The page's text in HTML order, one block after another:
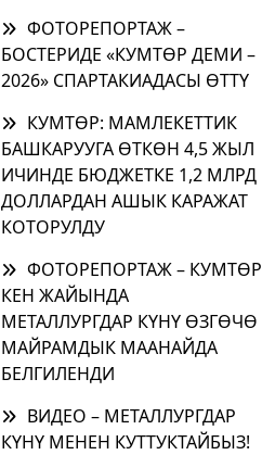
ФОТОРЕПОРТАЖ –
БОСТЕРИДЕ «КУМТӨР ДЕМИ –
2026» СПАРТАКИАДАСЫ ӨТТҮ
КУМТӨР: МАМЛЕКЕТТИК
БАШКАРУУГА ӨТКӨН 4,5 ЖЫЛ
ИЧИНДЕ БЮДЖЕТКЕ 1,2 МЛРД
ДОЛЛАРДАН АШЫК КАРАЖАТ
КОТОРУЛДУ
ФОТОРЕПОРТАЖ – КУМТӨР
КЕН ЖАЙЫНДА
МЕТАЛЛУРГДАР КҮНҮ ӨЗГӨЧӨ
МАЙРАМДЫК МААНАЙДА
БЕЛГИЛЕНДИ
ВИДЕО – МЕТАЛЛУРГДАР
КҮНҮ МЕНЕН КУТТУКТАЙБЫЗ!